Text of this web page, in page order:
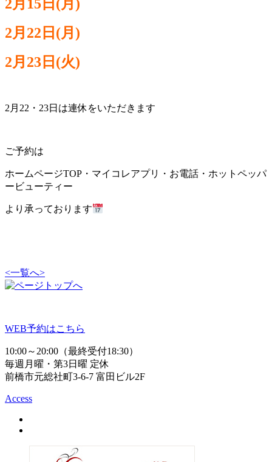
2月15日(月)
2月22日(月)
2月23日(火)
2月22・23日は連休をいただきます
ご予約は
ホームページTOP・マイコレアプリ・お電話・ホットペッパ
ービューティー
より承っております
<一覧へ>
WEB予約はこちら
10:00～20:00（最終受付18:30）
毎週月曜・第3日曜 定休
前橋市元総社町3-6-7 富田ビル2F
Access